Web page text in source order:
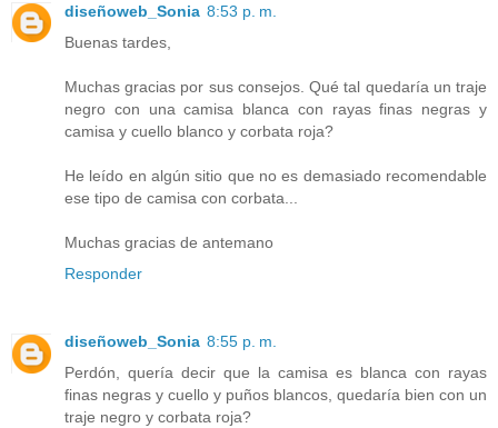
diseñoweb_Sonia 8:53 p. m.
Buenas tardes,
Muchas gracias por sus consejos. Qué tal quedaría un traje
negro con una camisa blanca con rayas finas negras y
camisa y cuello blanco y corbata roja?
He leído en algún sitio que no es demasiado recomendable
ese tipo de camisa con corbata...
Muchas gracias de antemano
Responder
diseñoweb_Sonia 8:55 p. m.
Perdón, quería decir que la camisa es blanca con rayas
finas negras y cuello y puños blancos, quedaría bien con un
traje negro y corbata roja?